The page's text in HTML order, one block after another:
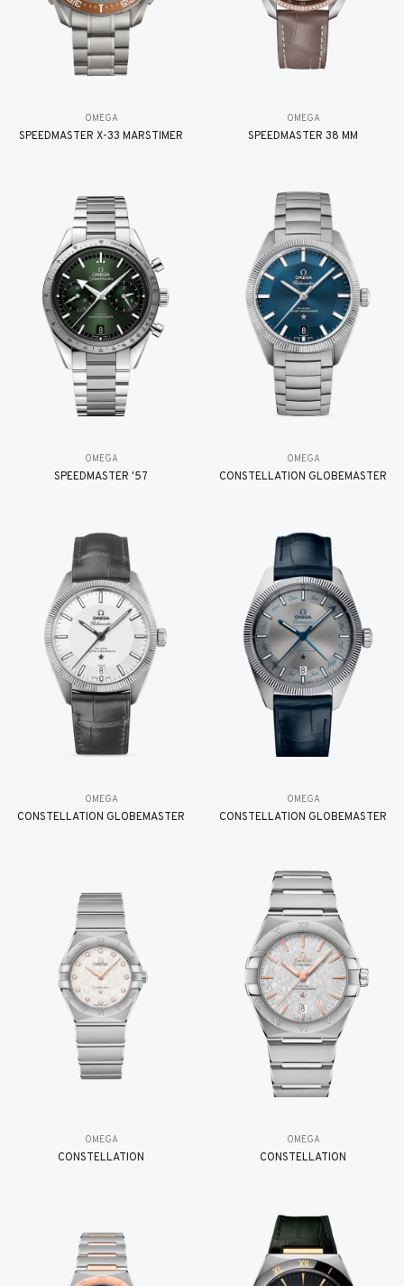
OMEGA
SPEEDMASTER X-33 MARSTIMER
OMEGA
SPEEDMASTER 38 MM
OMEGA
SPEEDMASTER '57
OMEGA
CONSTELLATION GLOBEMASTER
OMEGA
CONSTELLATION GLOBEMASTER
OMEGA
CONSTELLATION GLOBEMASTER
OMEGA
CONSTELLATION
OMEGA
CONSTELLATION